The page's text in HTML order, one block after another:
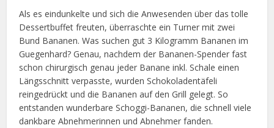
Als es eindunkelte und sich die Anwesenden über das tolle
Dessertbuffet freuten, überraschte ein Turner mit zwei
Bund Bananen. Was suchen gut 3 Kilogramm Bananen im
Guegenhard? Genau, nachdem der Bananen-Spender fast
schon chirurgisch genau jeder Banane inkl. Schale einen
Längsschnitt verpasste, wurden Schokoladentäfeli
reingedrückt und die Bananen auf den Grill gelegt. So
entstanden wunderbare Schoggi-Bananen, die schnell viele
dankbare Abnehmerinnen und Abnehmer fanden.